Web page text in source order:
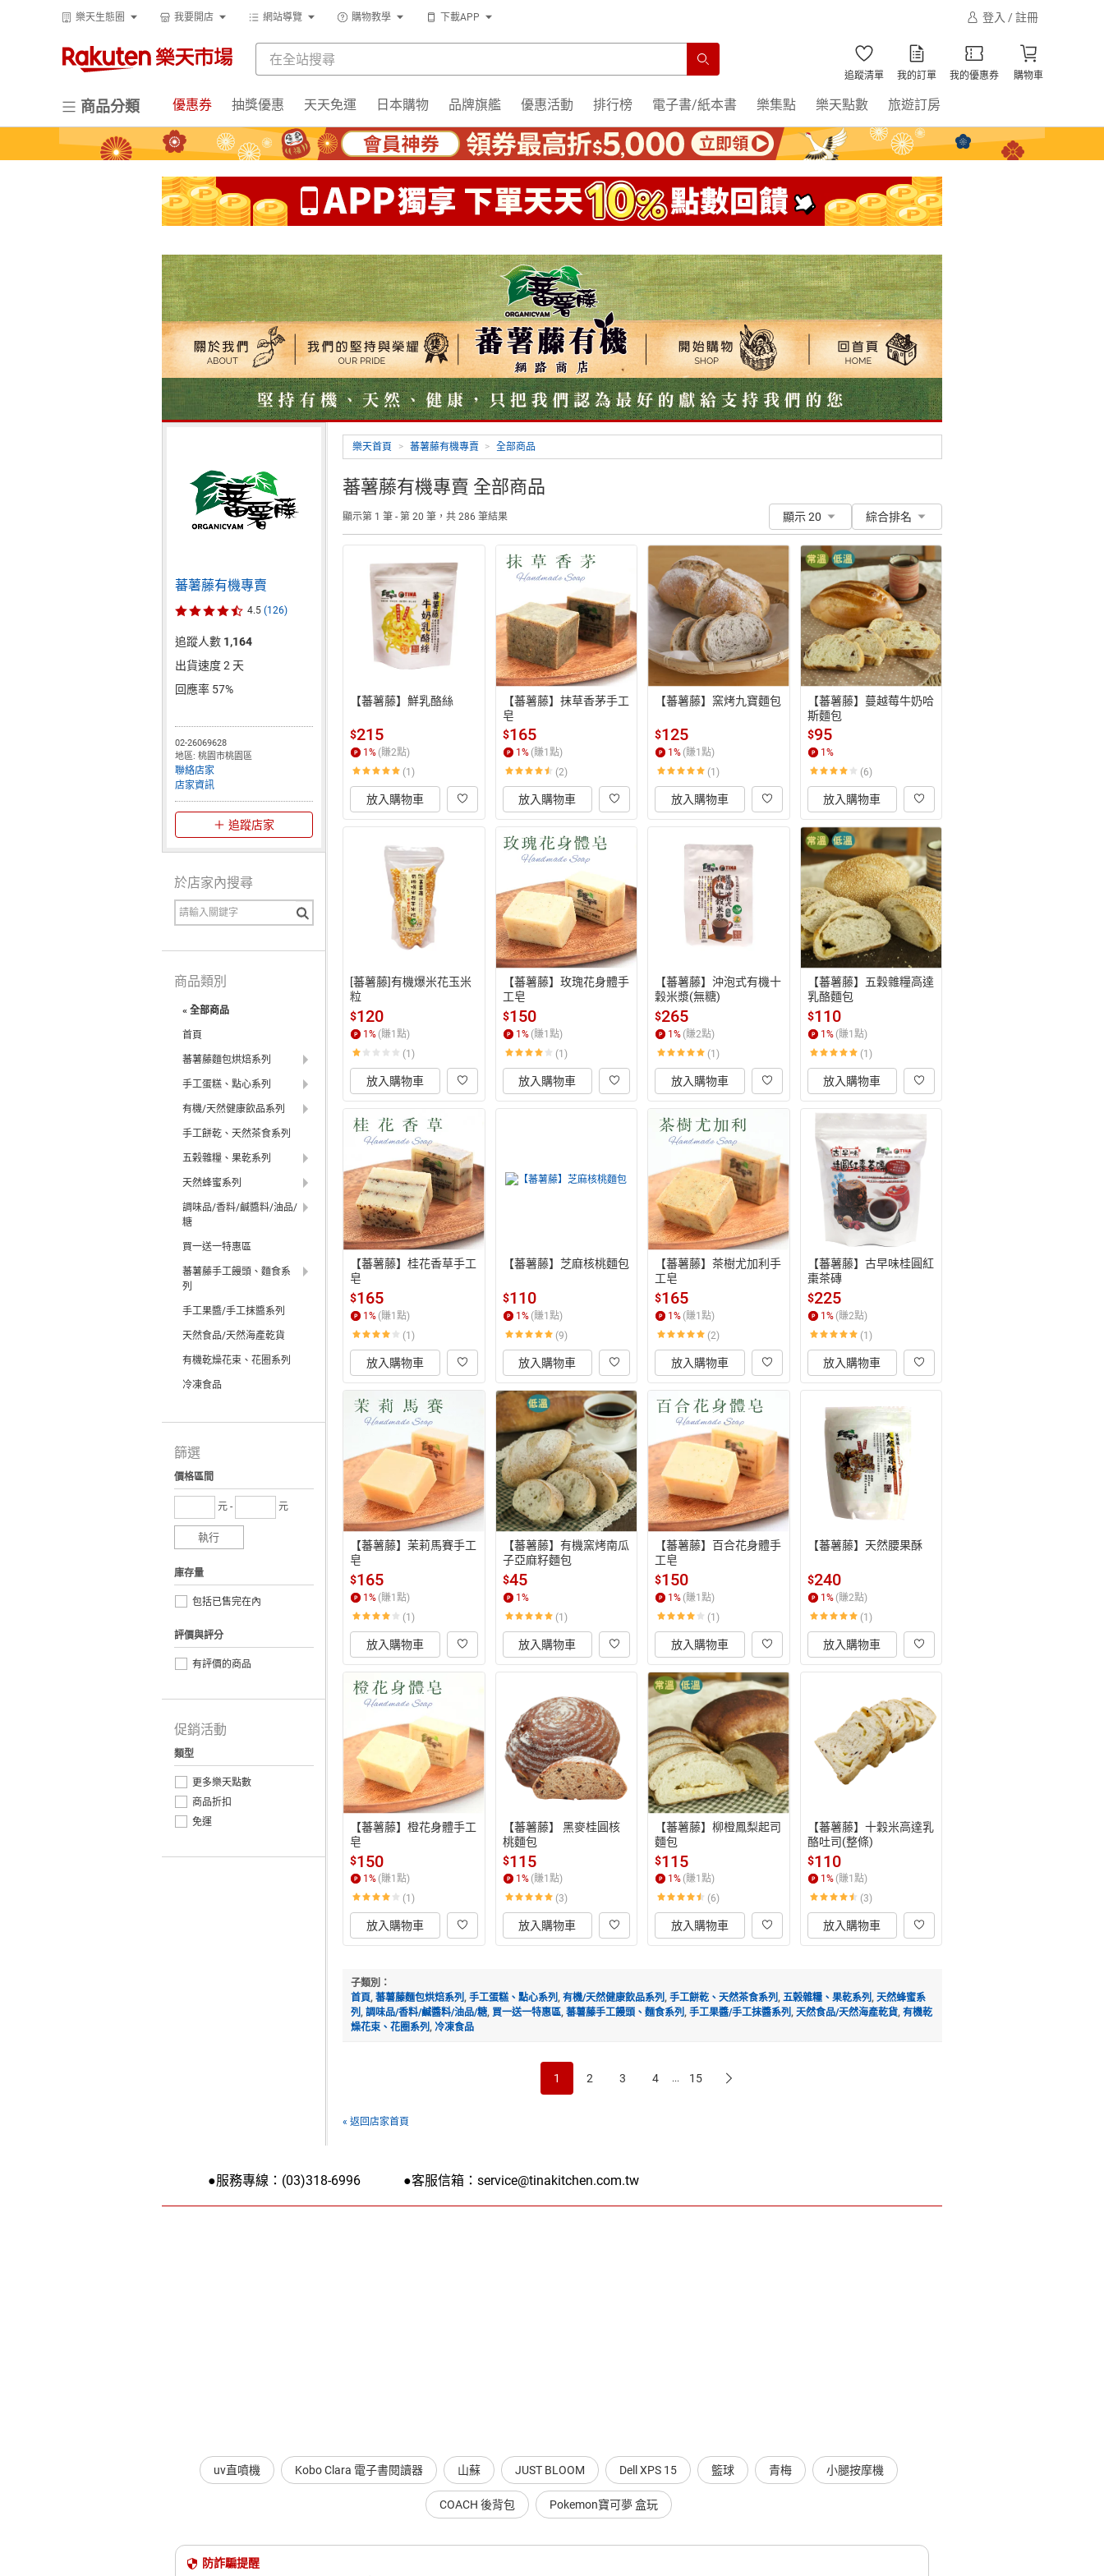
樂天生態圈 我要開店 網站導覽 購物教學 下載APP 登入 / 註冊
追蹤清單 我的訂單 我的優惠券 購物車
商品分類 優惠券 抽獎優惠 天天免運 日本購物 品牌旗艦 優惠活動 排行榜 電子書/紙本書 樂集點 樂天點數 旅遊訂房
樂天首頁 > 蕃薯藤有機專賣 > 全部商品
蕃薯藤有機專賣 全部商品
顯示第 1 筆 - 第 20 筆，共 286 筆結果 顯示 20 綜合排名
【蕃薯藤】鮮乳酪絲
$215
1% (賺2點)
(1)
放入購物車
【蕃薯藤】抹草香茅手工
皂
$165
1% (賺1點)
(2)
放入購物車
【蕃薯藤】窯烤九寶麵包
$125
1% (賺1點)
(1)
放入購物車
【蕃薯藤】蔓越莓牛奶哈
斯麵包
$95
1%
(6)
放入購物車
[蕃薯藤]有機爆米花玉米
粒
$120
1% (賺1點)
(1)
放入購物車
【蕃薯藤】玫瑰花身體手
工皂
$150
1% (賺1點)
(1)
放入購物車
【蕃薯藤】沖泡式有機十
穀米漿(無糖)
$265
1% (賺2點)
(1)
放入購物車
【蕃薯藤】五穀雜糧高達
乳酪麵包
$110
1% (賺1點)
(1)
放入購物車
【蕃薯藤】桂花香草手工
皂
$165
1% (賺1點)
(1)
放入購物車
【蕃薯藤】芝麻核桃麵包
$110
1% (賺1點)
(9)
放入購物車
【蕃薯藤】茶樹尤加利手
工皂
$165
1% (賺1點)
(2)
放入購物車
【蕃薯藤】古早味桂圓紅
棗茶磚
$225
1% (賺2點)
(1)
放入購物車
【蕃薯藤】茉莉馬賽手工
皂
$165
1% (賺1點)
(1)
放入購物車
【蕃薯藤】有機窯烤南瓜
子亞麻籽麵包
$45
1%
(1)
放入購物車
【蕃薯藤】百合花身體手
工皂
$150
1% (賺1點)
(1)
放入購物車
【蕃薯藤】天然腰果酥
$240
1% (賺2點)
(1)
放入購物車
【蕃薯藤】橙花身體手工
皂
$150
1 % (賺1 點)
(1)
放入購物車
【蕃薯藤】 黑麥桂圓核
桃麵包
$115
1 % (賺1 點)
(3)
放入購物車
【蕃薯藤】柳橙鳳梨起司
麵包
$115
1 % (賺1 點)
(6)
放入購物車
【蕃薯藤】十穀米高達乳
酪吐司(整條)
$110
1 % (賺1 點)
(3)
放入購物車
子類別：
首頁, 蕃薯藤麵包烘焙系列, 手工蛋糕、點心系列, 有機/天然健康飲品系列, 手工餅乾、天然茶食系列, 五榖雜糧、果乾系列, 天然蜂蜜系
列, 調味品/香料/鹹醬料/油品/糖, 買一送一特惠區, 蕃薯藤手工饅頭、麵食系列, 手工果醬/手工抹醬系列, 天然食品/天然海產乾貨, 有機乾
燥花束、花圈系列, 冷凍食品
1 2 3 4 ... 15
« 返回店家首頁
蕃薯藤有機專賣
4.5 (126)
追蹤人數 1,164
出貨速度 2 天
回應率 57%
02-26069628
地區: 桃園市桃園區
聯絡店家
店家資訊
追蹤店家
於店家內搜尋
商品類別
« 全部商品
首頁
蕃薯藤麵包烘焙系列
手工蛋糕、點心系列
有機/天然健康飲品系列
手工餅乾、天然茶食系列
五榖雜糧、果乾系列
天然蜂蜜系列
調味品/香料/鹹醬料/油品/
糖
買一送一特惠區
蕃薯藤手工饅頭、麵食系
列
手工果醬/手工抹醬系列
天然食品/天然海產乾貨
有機乾燥花束、花圈系列
冷凍食品
篩選
價格區間
元 - 元
執行
庫存量
包括已售完在內
評價與評分
有評價的商品
促銷活動
類型
更多樂天點數
商品折扣
免運
●服務專線：(03)318-6996 ●客服信箱：service@tinakitchen.com.tw
uv直噴機 Kobo Clara 電子書閱讀器 山蘇 JUST BLOOM Dell XPS 15 籃球 青梅 小腿按摩機
COACH 後背包 Pokemon寶可夢 盒玩
防詐騙提醒